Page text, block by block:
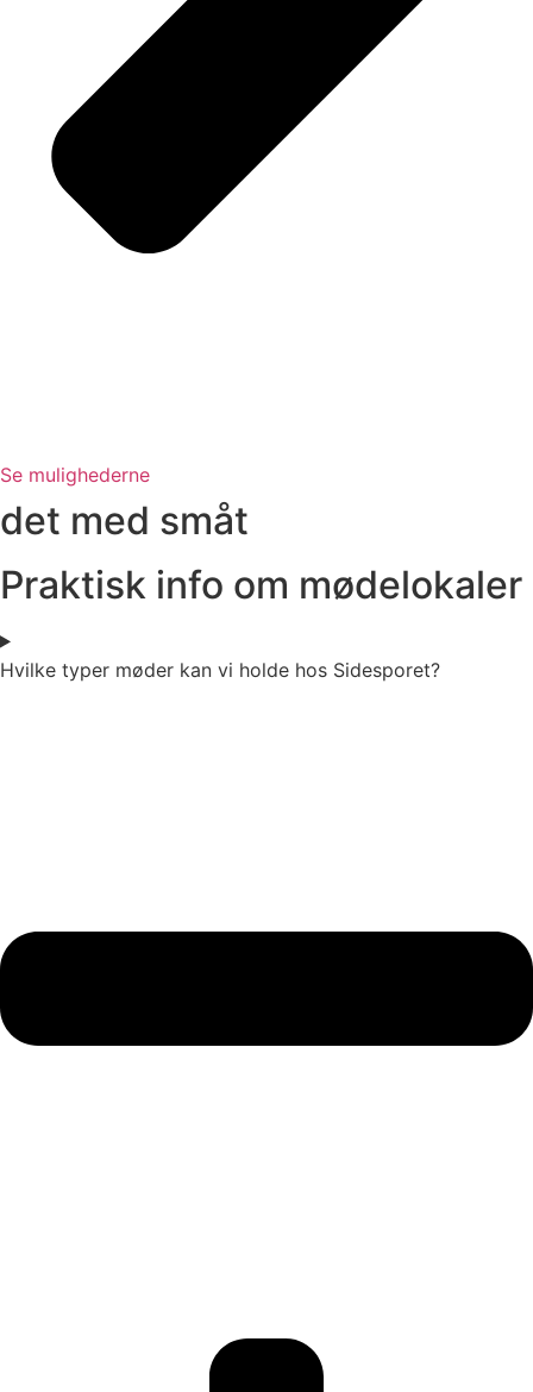
Se mulighederne
det med småt
Praktisk info om mødelokaler
Hvilke typer møder kan vi holde hos Sidesporet?